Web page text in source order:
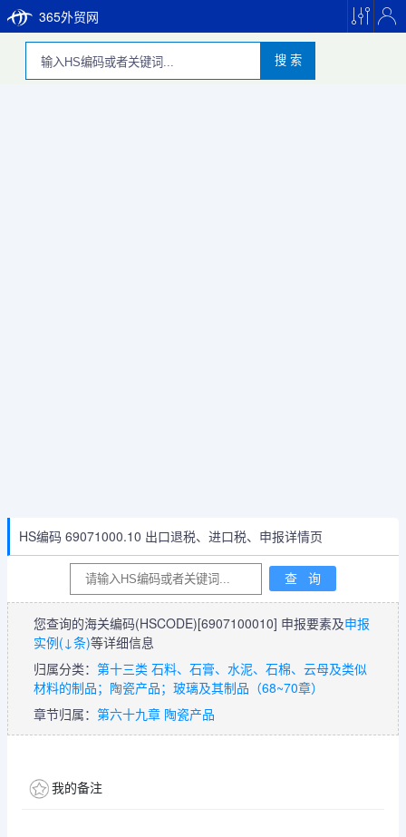
365外贸网
搜 索
HS编码 69071000.10 出口退税、进口税、申报详情页
您查询的海关编码(HSCODE)[6907100010] 申报要素及申报
实例(↓条)等详细信息
归属分类： 第十三类 石料、石膏、水泥、石棉、云母及类似
材料的制品；陶瓷产品；玻璃及其制品（68~70章）
章节归属： 第六十九章 陶瓷产品
我的备注